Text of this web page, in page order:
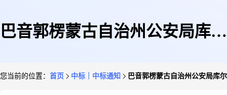
巴音郭楞蒙古自治州公安局库尔
您当前的位置： 首页 中标｜中标通知 巴音郭楞蒙古自治州公安局库